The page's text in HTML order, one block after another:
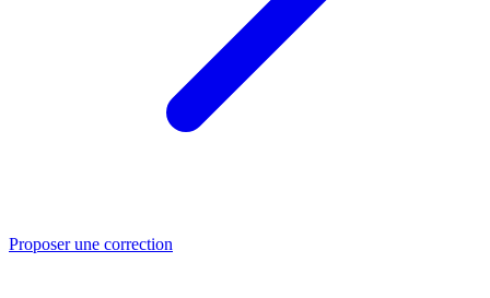
Proposer une correction